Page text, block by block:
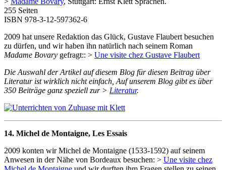
255 Seiten
ISBN 978-3-12-597362-6
2009 hat unsere Redaktion das Glück, Gustave Flaubert besuchen
zu dürfen, und wir haben ihn natürlich nach seinem Roman
Madame Bovary gefragt:: > Une visite chez Gustave Flaubert
Die Auswahl der Artikel auf diesem Blog für diesen Beitrag über
Literatur ist wirklich nicht einfach, Auf unserem Blog gibt es über
350 Beiträge ganz speziell zur > Literatur.
14. Michel de Montaigne, Les Essais
2009 konten wir Michel de Montaigne (1533-1592) auf seinem
Anwesen in der Nähe von Bordeaux besuchen: > Une visite chez